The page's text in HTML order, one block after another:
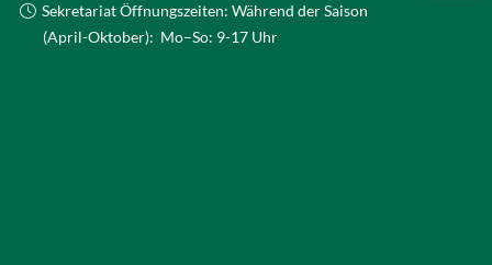
Sekretariat Öffnungszeiten: Während der Saison
(April-Oktober): Mo–So: 9-17 Uhr